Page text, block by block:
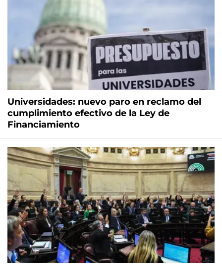
Universidades: nuevo paro en reclamo del
cumplimiento efectivo de la Ley de
Financiamiento